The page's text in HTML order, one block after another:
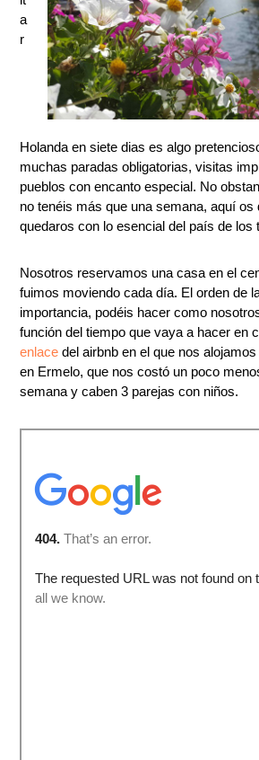
a
r
Holanda en siete dias es algo
muchas paradas obligatorias, visitas
pueblos con encanto especial. No
no tenéis más que una semana, aquí os
quedaros con lo esencial del país de los
Nosotros reservamos una casa en el
fuimos moviendo cada día. El orden de
importancia, podéis hacer como
función del tiempo que vaya a hacer en
enlace del airbnb en el que nos
en Ermelo, que nos costó un poco
semana y caben 3 parejas con niños.